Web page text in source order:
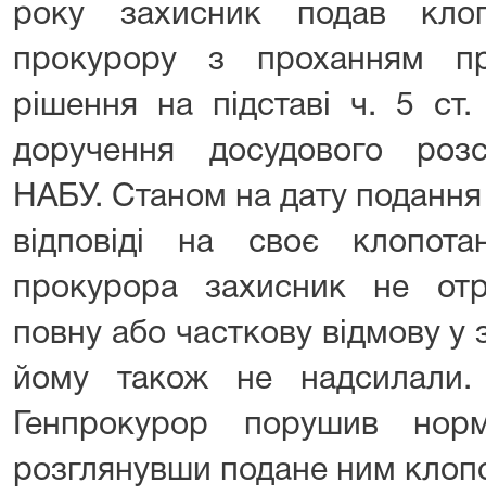
року захисник подав
прокурору з проханням
рішення на підставі ч. 5
доручення досудового
НАБУ. Станом на дату подання
відповіді на своє
прокурора захисник не
повну або часткову відмову у
йому також не
Генпрокурор порушив
розглянувши подане ним